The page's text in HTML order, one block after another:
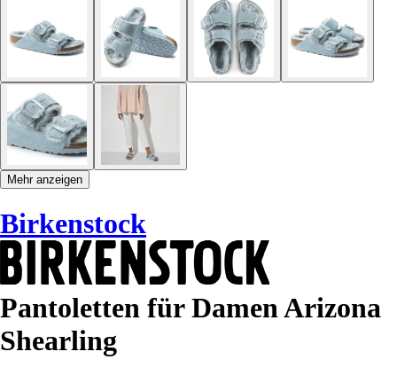
Mehr anzeigen
Birkenstock
Pantoletten für Damen Arizona
Shearling